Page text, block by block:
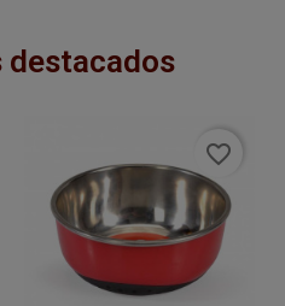
destacados
favorite_border